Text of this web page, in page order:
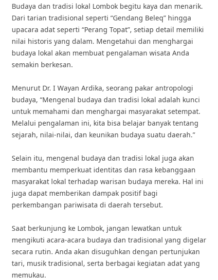
Budaya dan tradisi lokal Lombok begitu kaya dan menarik.
Dari tarian tradisional seperti “Gendang Beleq” hingga
upacara adat seperti “Perang Topat”, setiap detail memiliki
nilai historis yang dalam. Mengetahui dan menghargai
budaya lokal akan membuat pengalaman wisata Anda
semakin berkesan.
Menurut Dr. I Wayan Ardika, seorang pakar antropologi
budaya, “Mengenal budaya dan tradisi lokal adalah kunci
untuk memahami dan menghargai masyarakat setempat.
Melalui pengalaman ini, kita bisa belajar banyak tentang
sejarah, nilai-nilai, dan keunikan budaya suatu daerah.”
Selain itu, mengenal budaya dan tradisi lokal juga akan
membantu memperkuat identitas dan rasa kebanggaan
masyarakat lokal terhadap warisan budaya mereka. Hal ini
juga dapat memberikan dampak positif bagi
perkembangan pariwisata di daerah tersebut.
Saat berkunjung ke Lombok, jangan lewatkan untuk
mengikuti acara-acara budaya dan tradisional yang digelar
secara rutin. Anda akan disuguhkan dengan pertunjukan
tari, musik tradisional, serta berbagai kegiatan adat yang
memukau.